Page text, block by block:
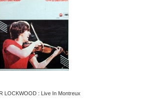
LOCKWOOD : Live In Montreux